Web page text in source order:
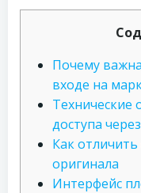
Почему
входе на
Технические
доступа
Как
оригинала
Интерфейс